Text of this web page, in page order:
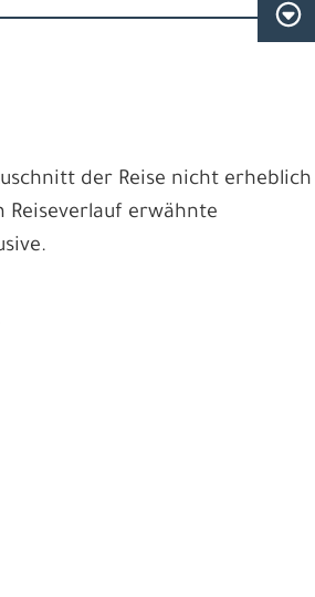
der Reise nicht erheblich
erwähnte